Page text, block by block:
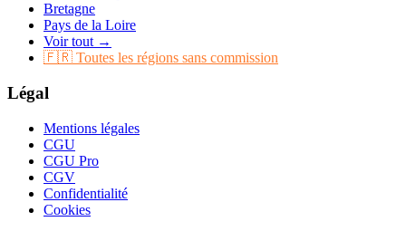
Bretagne
Pays de la Loire
Voir tout →
🇫🇷 Toutes les régions sans commission
Légal
Mentions légales
CGU
CGU Pro
CGV
Confidentialité
Cookies